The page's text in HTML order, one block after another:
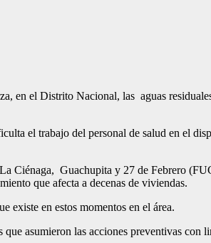
en el Distrito Nacional, las aguas
el trabajo del personal de salud en el
Ciénaga, Guachupita y 27 de Febrero
que afecta a decenas de viviendas.
existe en estos momentos en el área.
asumieron las acciones preventivas con